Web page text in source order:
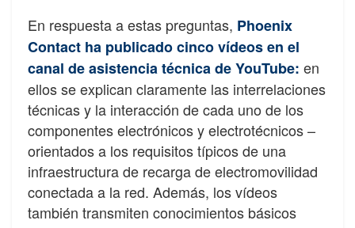
En respuesta a estas preguntas, Phoenix
Contact ha publicado cinco vídeos en el
canal de asistencia técnica de YouTube: en
ellos se explican claramente las interrelaciones
técnicas y la interacción de cada uno de los
componentes electrónicos y electrotécnicos –
orientados a los requisitos típicos de una
infraestructura de recarga de electromovilidad
conectada a la red. Además, los vídeos
también transmiten conocimientos básicos